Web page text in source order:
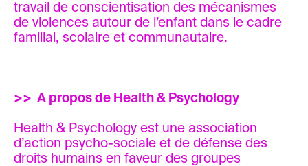
travail de conscientisation des mécanismes
de violences autour de l’enfant dans le cadre
familial, scolaire et communautaire.
>> A propos de Health & Psychology
Health & Psychology est une association
d’action psycho-sociale et de défense des
droits humains en faveur des groupes